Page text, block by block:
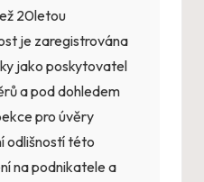
20letou
je zaregistrována
jako poskytovatel
a pod dohledem
pro úvěry
odlišností této
na podnikatele a